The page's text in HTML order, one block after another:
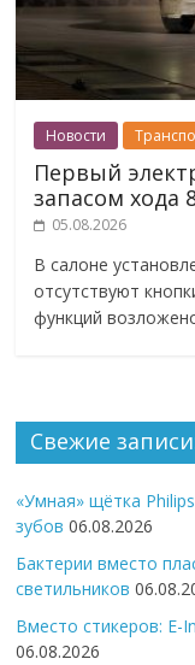
Новости
Первый
запасом хода
05.08.2026
В салоне
отсутствуют
функций
Свежие
«Умная» щётка
зубов 06.08.2026
Бактерии вместо
светильников
Вместо стикеров: E-
06.08.2026